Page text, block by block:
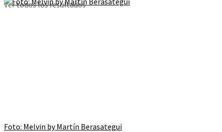
Ver todos los resultados
Foto: Melvin by Martín Berasategui